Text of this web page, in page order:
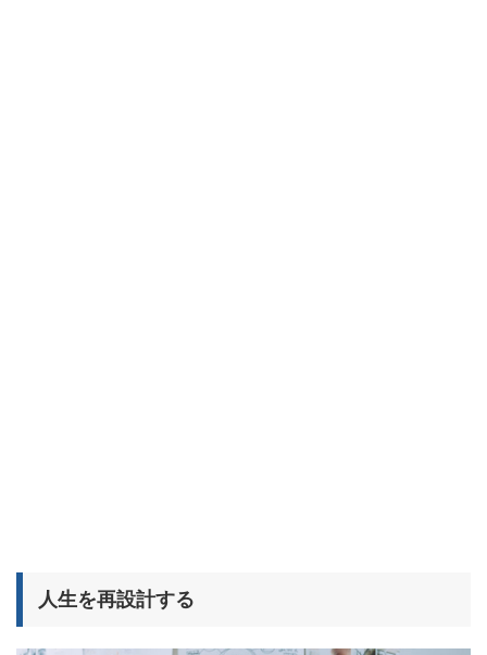
人生を再設計する